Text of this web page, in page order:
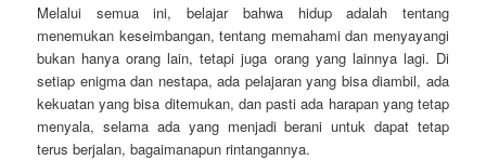
Melalui semua ini, belajar bahwa hidup adalah tentang
menemukan keseimbangan, tentang memahami dan menyayangi
bukan hanya orang lain, tetapi juga orang yang lainnya lagi. Di
setiap enigma dan nestapa, ada pelajaran yang bisa diambil, ada
kekuatan yang bisa ditemukan, dan pasti ada harapan yang tetap
menyala, selama ada yang menjadi berani untuk dapat tetap
terus berjalan, bagaimanapun rintangannya.